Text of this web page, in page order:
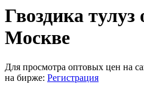
Гвоздика тулуз
Москве
Для просмотра оптовых цен на
на бирже: Регистрация